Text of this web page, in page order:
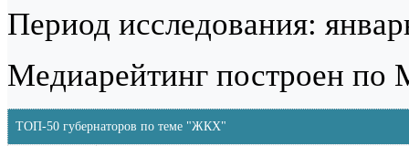
Период исследования:
Медиарейтинг построен
ТОП-50 губернаторов по теме "ЖКХ"